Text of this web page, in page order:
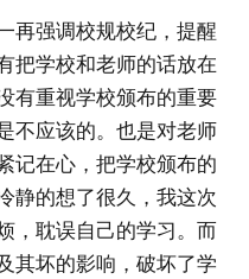
再强调校规校纪，提醒
把学校和老师的话放在
有重视学校颁布的重要
不应该的。也是对老师
记在心，把学校颁布的
静的想了很久，我这次
，耽误自己的学习。而
其坏的影响，破坏了学